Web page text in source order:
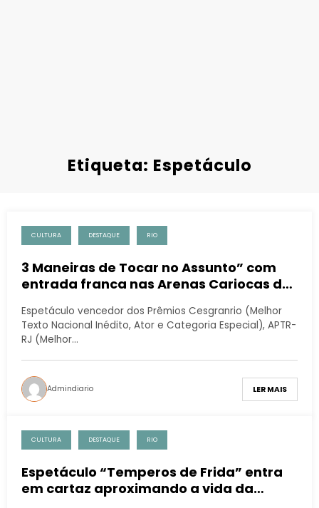
Etiqueta: Espetáculo
CULTURA DESTAQUE RIO
3 Maneiras de Tocar no Assunto” com
entrada franca nas Arenas Cariocas da
Espetáculo vencedor dos Prêmios Cesgranrio (Melhor
Texto Nacional Inédito, Ator e Categoria Especial), APTR-
RJ (Melhor…
Admindiario LER MAIS
CULTURA DESTAQUE RIO
Espetáculo “Temperos de Frida” entra
em cartaz aproximando a vida da